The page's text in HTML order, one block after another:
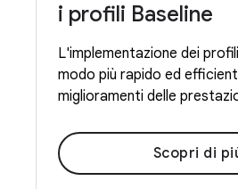
i profili Baseline
L'implementazione dei
modo più rapido ed
miglioramenti delle
Scopri di